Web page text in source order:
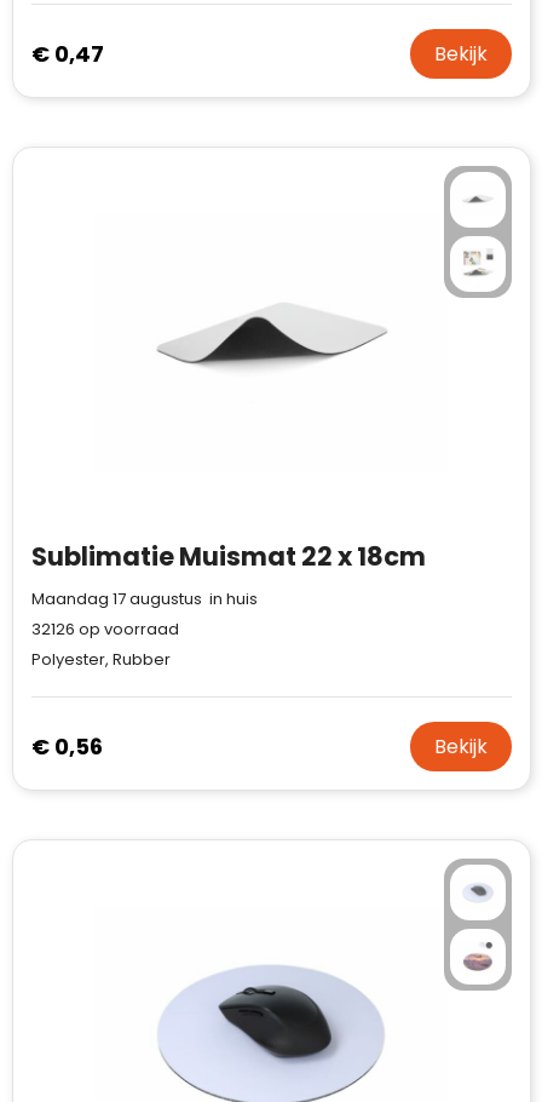
€ 0,47 Bekijk
Sublimatie Muismat 22 x 18cm
Maandag 17 augustus in huis
32126 op voorraad
Polyester, Rubber
€ 0,56 Bekijk